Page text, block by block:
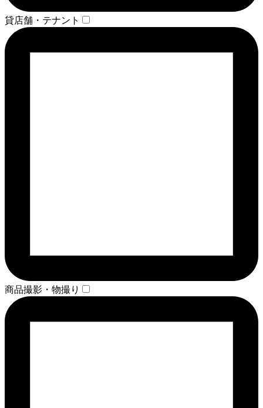
貸店舗・テナント
商品撮影・物撮り